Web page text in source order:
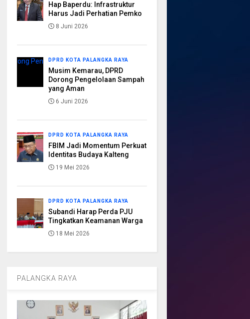
Hap Baperdu: Infrastruktur
Harus Jadi Perhatian Pemko
8 Juni 2026
DPRD KOTA PALANGKA RAYA
Musim Kemarau, DPRD
Dorong Pengelolaan Sampah
yang Aman
6 Juni 2026
DPRD KOTA PALANGKA RAYA
FBIM Jadi Momentum Perkuat
Identitas Budaya Kalteng
19 Mei 2026
DPRD KOTA PALANGKA RAYA
Subandi Harap Perda PJU
Tingkatkan Keamanan Warga
18 Mei 2026
PALANGKA RAYA